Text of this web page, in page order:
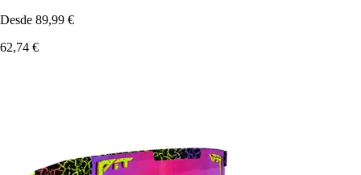
Desde 89,99 €
62,74 €